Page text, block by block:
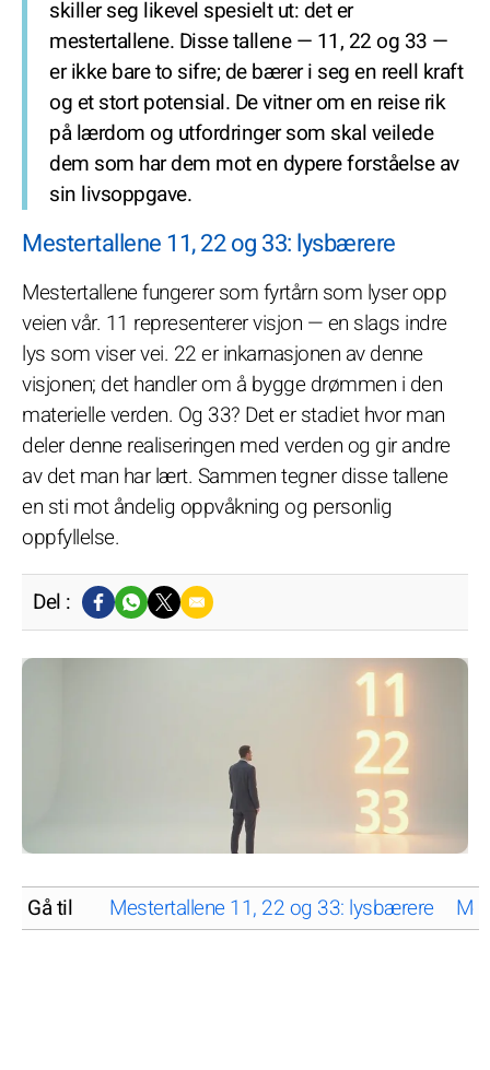
skiller seg likevel spesielt ut: det er
mestertallene. Disse tallene — 11, 22 og 33 —
er ikke bare to sifre; de bærer i seg en reell kraft
og et stort potensial. De vitner om en reise rik
på lærdom og utfordringer som skal veilede
dem som har dem mot en dypere forståelse av
sin livsoppgave.
Mestertallene 11, 22 og 33: lysbærere
Mestertallene fungerer som fyrtårn som lyser opp
veien vår. 11 representerer visjon — en slags indre
lys som viser vei. 22 er inkarnasjonen av denne
visjonen; det handler om å bygge drømmen i den
materielle verden. Og 33? Det er stadiet hvor man
deler denne realiseringen med verden og gir andre
av det man har lært. Sammen tegner disse tallene
en sti mot åndelig oppvåkning og personlig
oppfyllelse.
Del :
Gå til Mestertallene 11, 22 og 33: lysbærere